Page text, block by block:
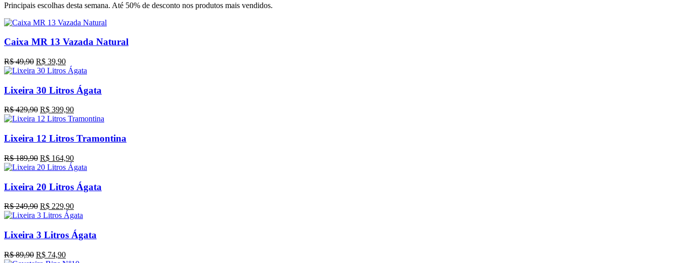
Principais escolhas desta semana. Até 50% de desconto nos produtos mais vendidos.
Caixa MR 13 Vazada Natural
R$49,90 O
preço
era:
R$ 49,90.
R$ 39,90O
preço
é:
R$ 39,90.
Lixeira 30 Litros Ágata
R$429,90 O
preço
era:
R$ 429,90.
R$ 399,90O
preço
é:
R$ 399,90.
Lixeira 12 Litros Tramontina
R$189,90 O
preço
era:
R$ 189,90.
R$ 164,90O
preço
é:
R$ 164,90.
Lixeira 20 Litros Ágata
R$249,90 O
preço
era:
R$ 249,90.
R$ 229,90O
preço
é:
R$ 229,90.
Lixeira 3 Litros Ágata
R$89,90 O
R$ 74,90O